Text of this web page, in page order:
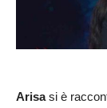
Arisasi è